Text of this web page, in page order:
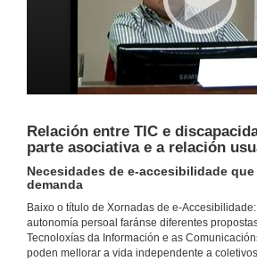
Relación entre TIC e
parte asociativa e a relación
Necesidades de e-accesibilidade
demanda
Baixo o título de Xornadas de e-
autonomía persoal faránse diferentes
Tecnoloxías da Información e as
poden mellorar a vida independente a
Proyecto
Presentación do
7 de xuño de 2011
7 de xuño de 2011
7 de xuño de 2011